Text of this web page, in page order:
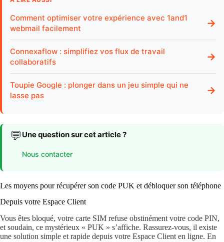
Comment optimiser votre expérience avec 1and1
webmail facilement
→
Connexaflow : simplifiez vos flux de travail
collaboratifs
→
Toupie Google : plonger dans un jeu simple qui ne
lasse pas
→
💬 Une question sur cet article ?
Nous contacter
Les moyens pour récupérer son code PUK et débloquer son téléphone
Depuis votre Espace Client
Vous êtes bloqué, votre carte SIM refuse obstinément votre code PIN,
et soudain, ce mystérieux « PUK » s’affiche. Rassurez-vous, il existe
une solution simple et rapide depuis votre Espace Client en ligne. En